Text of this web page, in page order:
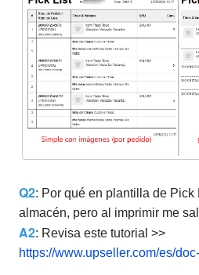
Q2: Por qué en plantilla de
almacén, pero al imprimir me
A2: Revisa este tutorial >>
https://www.upseller.com/es/